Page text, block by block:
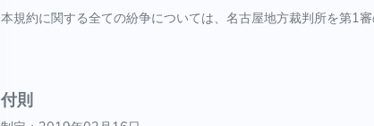
本規約に関する全ての紛争については、名古屋地方裁判所を第1
付則